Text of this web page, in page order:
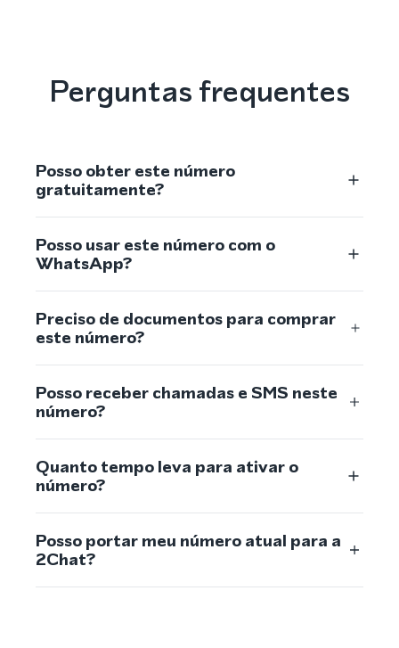
Perguntas frequentes
Posso obter este número
gratuitamente?
Posso usar este número com o
WhatsApp?
Preciso de documentos para comprar
este número?
Posso receber chamadas e SMS neste
número?
Quanto tempo leva para ativar o
número?
Posso portar meu número atual para a
2Chat?